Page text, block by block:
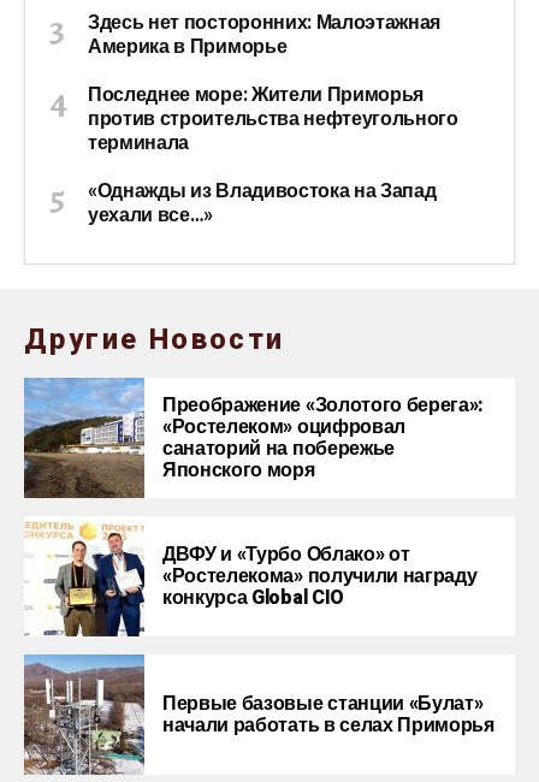
Здесь нет посторонних: Малоэтажная
Америка в Приморье
Последнее море: Жители Приморья
против строительства нефтеугольного
терминала
«Однажды из Владивостока на Запад
уехали все…»
Другие Новости
Преображение «Золотого берега»:
«Ростелеком» оцифровал
санаторий на побережье
Японского моря
ДВФУ и «Турбо Облако» от
«Ростелекома» получили награду
конкурса Global CIO
Первые базовые станции «Булат»
начали работать в селах Приморья